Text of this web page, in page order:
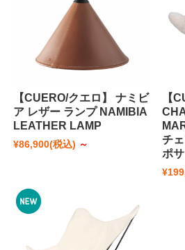
【CUERO/クエロ】 ナミビ
ア レザー ランプ NAMIBIA
LEATHER LAMP
¥86,900(税込) ～
【
チ
ポサ